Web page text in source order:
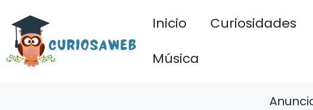
contenido
Inicio Curiosidades
Música